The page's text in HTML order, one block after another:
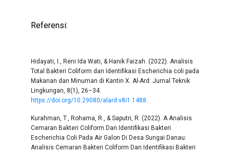
Referensi:
Hidayati, I., Reni Ida Wati, & Hanik Faizah. (2022). Analisis
Total Bakteri Coliform dan Identifikasi Escherichia coli pada
Makanan dan Minuman di Kantin X. Al-Ard: Jurnal Teknik
Lingkungan, 8(1), 26–34.
https://doi.org/10.29080/alard.v8i1.1488.
Kurahman, T., Rohama, R., & Saputri, R. (2022). A Analisis
Cemaran Bakteri Coliform Dan Identifikasi Bakteri
Escherichia Coli Pada Air Galon Di Desa Sungai Danau:
Analisis Cemaran Bakteri Coliform Dan Identifikasi Bakteri